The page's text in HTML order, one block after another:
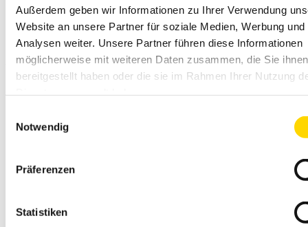
Außerdem geben wir Informationen zu Ihrer Verwendung
Website an unsere Partner für soziale Medien, Werbung und
Analysen weiter. Unsere Partner führen diese Informationen
möglicherweise mit weiteren Daten zusammen, die Sie ihnen
bereitgestellt haben oder die sie im Rahmen Ihrer Nutzung
Notwendig
Präferenzen
Statistiken
gestalten wir Lebensräume, in denen Sie Ihre dritte
Lebenshälfte in vollen Zügen genießen können.
Dabei setzen wir höchste Standards an Sicherheit,
Wohnkomfort und Lebensqualität. Gemeinsam mit
erstklassigen Service - von der Unterstützung bei
zur häuslichen Pflege. In der Flößerstraße 19 in